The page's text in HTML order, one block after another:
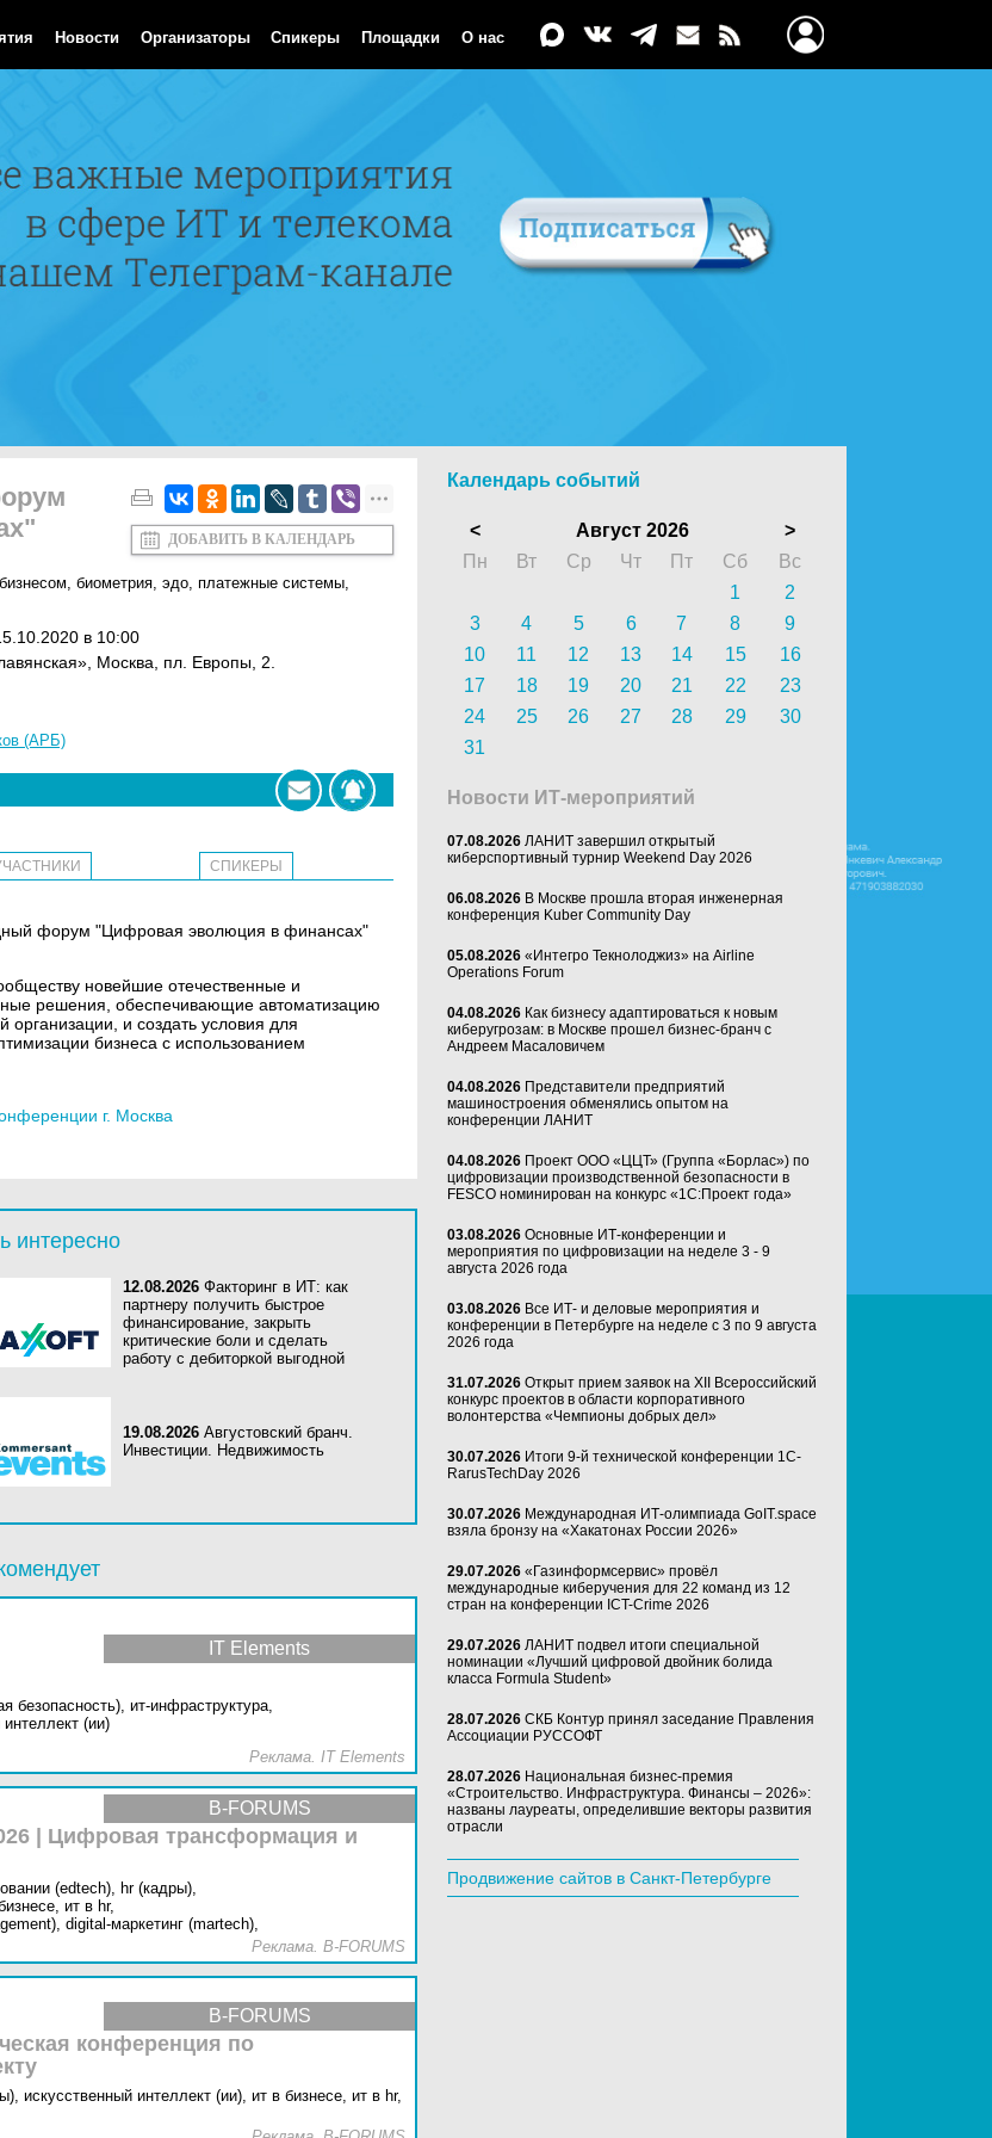
Новости Организаторы Спикеры Площадки О нас
ДОБАВИТЬ В КАЛЕНДАРЬ
, биометрия, эдо, платежные системы,
в 10:00
Москва, пл. Европы, 2.
(АРБ)
СПИКЕРЫ
форум "Цифровая эволюция в финансах"
новейшие отечественные и
решения, обеспечивающие автоматизацию
организации, и создать условия для
бизнеса с использованием
г. Москва
интересно
12.08.2026 Факторинг в ИТ: как
партнеру получить быстрое
финансирование, закрыть
критические боли и сделать
работу с дебиторкой выгодной
19.08.2026 Августовский бранч.
Инвестиции. Недвижимость
IT Elements
безопасность), ит-инфраструктура,
(ии)
Реклама. IT Elements
B-FORUMS
| Цифровая трансформация и
(edtech), hr (кадры),
ит в hr,
digital-маркетинг (martech),
Реклама. B-FORUMS
B-FORUMS
конференция по
искусственный интеллект (ии), ит в бизнесе, ит в hr,
Календарь событий
< Август 2026
>
Пн
Вт Ср Чт Пт Сб
Вс
1
2
3
4 5 6 7 8
9
10
11 12 13 14 15
16
17
18 19 20 21 22
23
24
25 26 27 28 29
30
31
Новости ИТ-мероприятий
07.08.2026 ЛАНИТ завершил открытый
киберспортивный турнир Weekend Day 2026
06.08.2026 В Москве прошла вторая инженерная
конференция Kuber Community Day
05.08.2026 «Интегро Текнолоджиз» на Airline
Operations Forum
04.08.2026 Как бизнесу адаптироваться к новым
киберугрозам: в Москве прошел бизнес-бранч с
Андреем Масаловичем
04.08.2026 Представители предприятий
машиностроения обменялись опытом на
конференции ЛАНИТ
04.08.2026 Проект ООО «ЦЦТ» (Группа «Борлас») по
цифровизации производственной безопасности в
FESCO номинирован на конкурс «1С:Проект года»
03.08.2026 Основные ИТ-конференции и
мероприятия по цифровизации на неделе 3 - 9
августа 2026 года
03.08.2026 Все ИТ- и деловые мероприятия и
конференции в Петербурге на неделе с 3 по 9 августа
2026 года
31.07.2026 Открыт прием заявок на XII Всероссийский
конкурс проектов в области корпоративного
волонтерства «Чемпионы добрых дел»
30.07.2026 Итоги 9-й технической конференции 1C-
RarusTechDay 2026
30.07.2026 Международная ИТ-олимпиада GoIT.space
взяла бронзу на «Хакатонах России 2026»
29.07.2026 «Газинформсервис» провёл
международные киберучения для 22 команд из 12
стран на конференции ICT-Crime 2026
29.07.2026 ЛАНИТ подвел итоги специальной
номинации «Лучший цифровой двойник болида
класса Formula Student»
28.07.2026 СКБ Контур принял заседание Правления
Ассоциации РУССОФТ
28.07.2026 Национальная бизнес-премия
«Строительство. Инфраструктура. Финансы – 2026»:
названы лауреаты, определившие векторы развития
отрасли
Продвижение сайтов в Санкт-Петербурге